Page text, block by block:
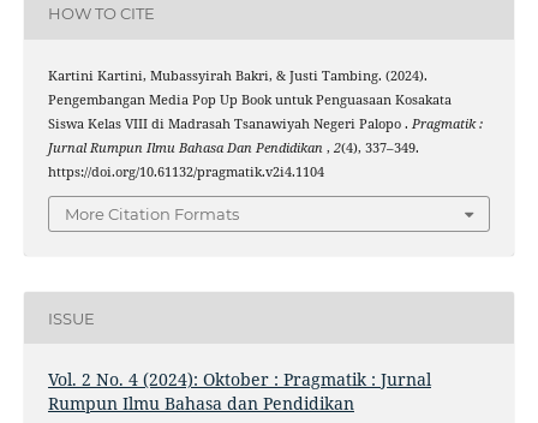
HOW TO CITE
Kartini Kartini, Mubassyirah Bakri, & Justi Tambing. (2024).
Pengembangan Media Pop Up Book untuk Penguasaan Kosakata
Siswa Kelas VIII di Madrasah Tsanawiyah Negeri Palopo . Pragmatik :
Jurnal Rumpun Ilmu Bahasa Dan Pendidikan , 2(4), 337–349.
https://doi.org/10.61132/pragmatik.v2i4.1104
More Citation Formats
ISSUE
Vol. 2 No. 4 (2024): Oktober : Pragmatik : Jurnal
Rumpun Ilmu Bahasa dan Pendidikan